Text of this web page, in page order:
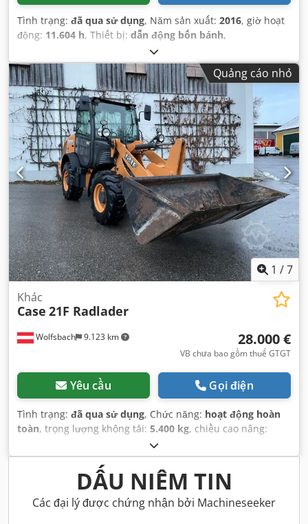
Tình trạng: đã qua sử dụng, Năm sản xuất: 2016, giờ hoạt
động: 11.604 h, Thiết bị: dẫn động bốn bánh,
Quảng cáo nhỏ
1 /7
Wolfsbach 9.123 km
Khác
Case 21F Radlader
28.000 €
VB chưa bao gồm thuế GTGT
Yêu cầu Gọi điện
Tình trạng: đã qua sử dụng, Chức năng: hoạt động hoàn
toàn, trọng lượng không tải: 5.400 kg, chiều cao nâng:
2014
tổng chiều dài:5.550 mm, chiều cao xây dựng:2.500 mm,
loại truyền động:Diesel Motor, chiều rộng xây dựng:
DẤU NIÊM TIN
Các đại lý được chứng nhận bởi Machineseeker